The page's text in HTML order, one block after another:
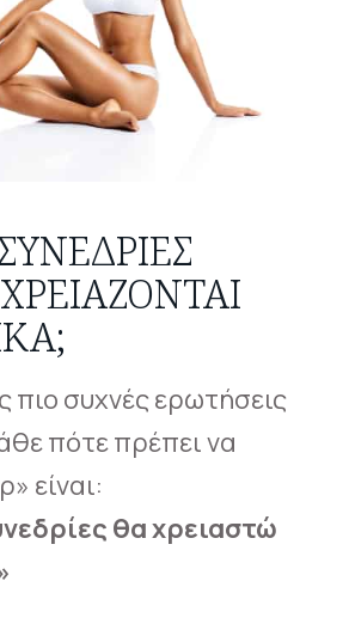
πιο συχνές ερωτήσεις
πότε πρέπει να
είναι:
θα χρειαστώ